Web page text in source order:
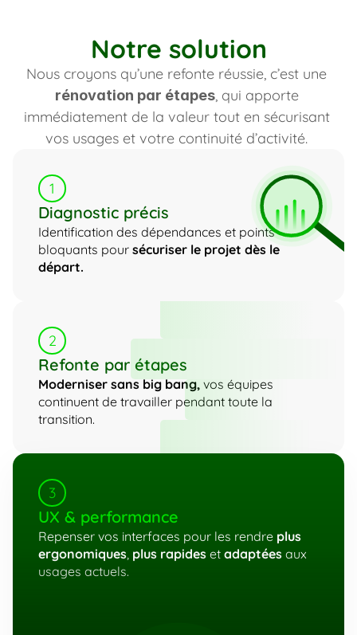
Notre solution
rénovation par étapes, qui apporte
immédiatement de la valeur tout en sécurisant
vos usages et votre continuité d’activité.
1
Diagnostic précis
Identification des dépendances et points
bloquants pour sécuriser le projet dès le
départ.
2
Refonte par étapes
Moderniser sans big bang, vos équipes
continuent de travailler pendant toute la
transition.
3
UX & performance
Repenser vos interfaces pour les rendre plus
ergonomiques, plus rapides et adaptées aux
usages actuels.